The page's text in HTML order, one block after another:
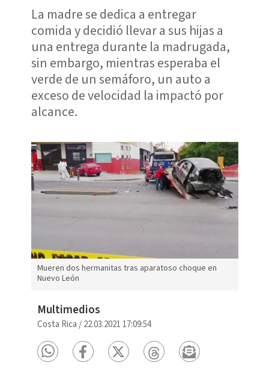
La madre se dedica a entregar
comida y decidió llevar a sus hijas a
una entrega durante la madrugada,
sin embargo, mientras esperaba el
verde de un semáforo, un auto a
exceso de velocidad la impactó por
alcance.
Mueren dos hermanitas tras aparatoso choque en
Nuevo León
Multimedios
Costa Rica /22.03.2021 17:09:54